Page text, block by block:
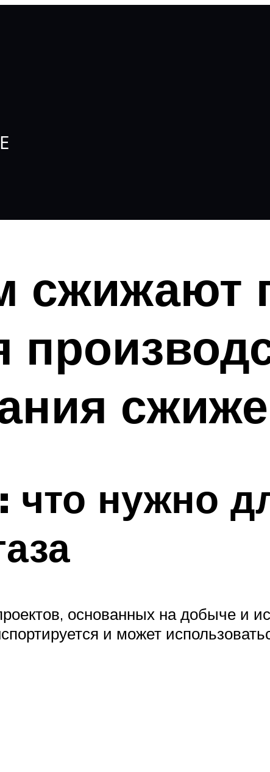
сжижают
что нужно
основанных на добыче и
и может